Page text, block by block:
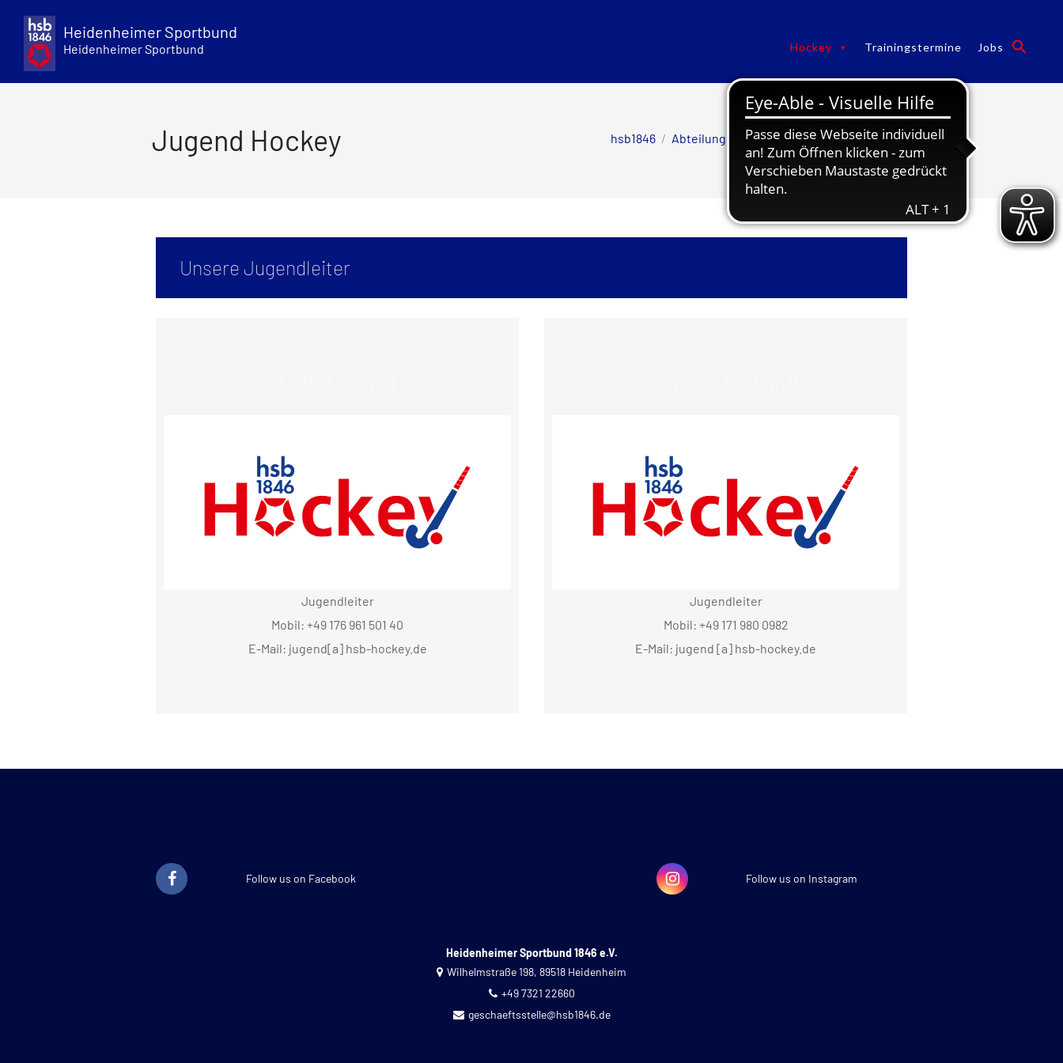
content
Heidenheimer Sportbund
Heidenheimer Sportbund Hockey Trainingstermine Jobs
hsb1846 / Abteilungen / Hockey / Jugend Hockey
Jugend Hockey
Unsere Jugendleiter
Jugendleiter
Mobil: +49 176 961 501 40
E-Mail: jugend[a] hsb-hockey.de
Jugendleiter
Mobil: +49 171 980 0982
E-Mail: jugend [a] hsb-hockey.de
Follow us on Facebook Follow us on Instagram
Heidenheimer Sportbund 1846 e.V.
Wilhelmstraße 198, 89518 Heidenheim
+49 7321 22660
geschaeftsstelle@hsb1846.de